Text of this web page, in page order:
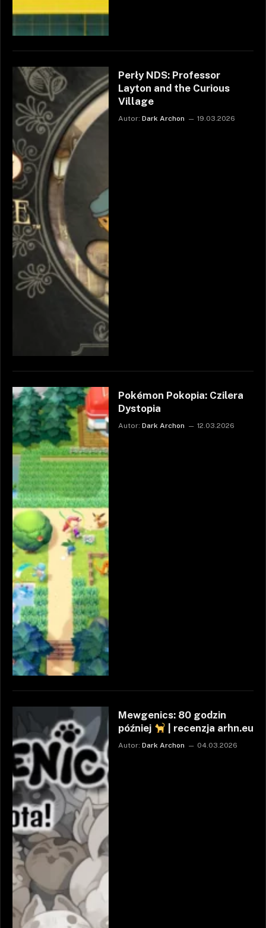
Perły NDS: Professor
Layton and the Curious
Village
Autor: Dark Archon 19.03.2026
Pokémon Pokopia: Czilera
Dystopia
Autor: Dark Archon 12.03.2026
Mewgenics: 80 godzin
później
| recenzja arhn.eu
Autor: Dark Archon 04.03.2026